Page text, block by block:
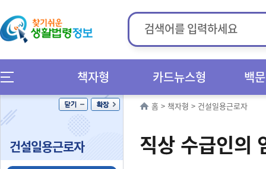
책자형 카드뉴스형 백
건설일용근로자
홈 > 책자형 > 건설일용근로자
직상 수급인의